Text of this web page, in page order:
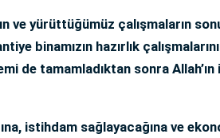
ve yürüttüğümüz çalışmaların
binamızın hazırlık
de tamamladıktan sonra
istihdam sağlayacağına ve